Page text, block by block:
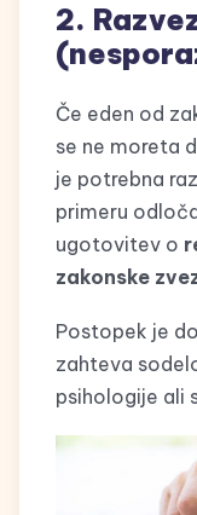
2.
Če eden od
se ne moreta
je potrebna
primeru
ugotovitev o
zakonske
Postopek je
zahteva
psihologije ali